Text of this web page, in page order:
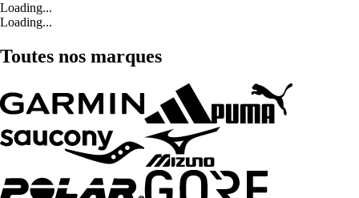
Loading...
Loading...
Toutes nos marques